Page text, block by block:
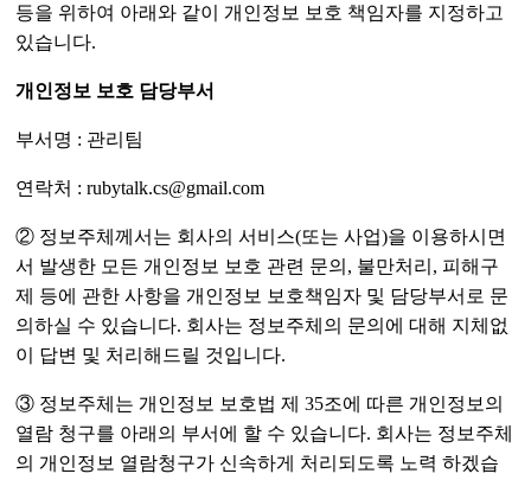
등을 위하여 아래와 같이 개인정보 보호 책임자를 지정하고
있습니다.
개인정보 보호 담당부서
부서명 : 관리팀
연락처 : rubytalk.cs@gmail.com
② 정보주체께서는 회사의 서비스(또는 사업)을 이용하시면
서 발생한 모든 개인정보 보호 관련 문의, 불만처리, 피해구
제 등에 관한 사항을 개인정보 보호책임자 및 담당부서로 문
의하실 수 있습니다. 회사는 정보주체의 문의에 대해 지체없
이 답변 및 처리해드릴 것입니다.
③ 정보주체는 개인정보 보호법 제 35조에 따른 개인정보의
열람 청구를 아래의 부서에 할 수 있습니다. 회사는 정보주체
의 개인정보 열람청구가 신속하게 처리되도록 노력 하겠습